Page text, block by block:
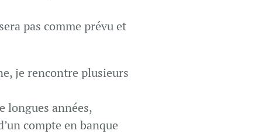
pas comme prévu et
je rencontre plusieurs
longues années,
compte en banque